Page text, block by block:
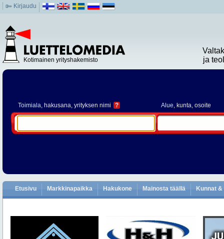
Kirjaudu
Kotimainen yrityshakemisto
ja
Toimiala, hakusana, yrityksen nimi ? Alue, kunta, osoite
Etusivu Markkinapaikka Hakukone Mainosta täällä Kunnat